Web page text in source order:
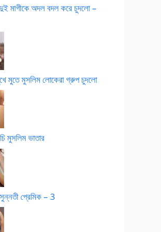
দুই মাগীকে অদল বদল করে চুদলো –
মুতে মুসলিম লোকেরা গ্রুপ চুদলো
মুসলিম ভাতার
সুন্নতী প্রেমিক – 3